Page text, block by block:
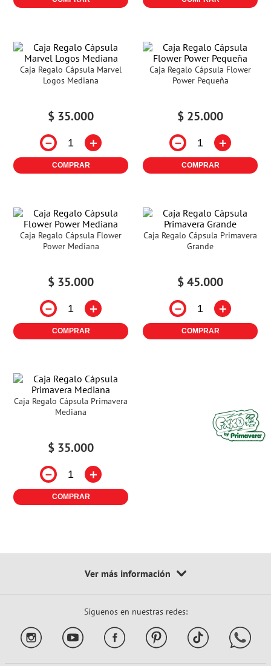
Caja Regalo Cápsula Marvel
Logos Mediana
$ 35.000
－ ＋
COMPRAR
Caja Regalo Cápsula Flower
Power Pequeña
$ 25.000
－ ＋
COMPRAR
Caja Regalo Cápsula Flower
Power Mediana
$ 35.000
－ ＋
COMPRAR
Caja Regalo Cápsula Primavera
Grande
$45.000
－ ＋
COMPRAR
Caja Regalo Cápsula Primavera
Mediana
$ 35.000
－ ＋
COMPRAR
Síguenos en nuestras redes: